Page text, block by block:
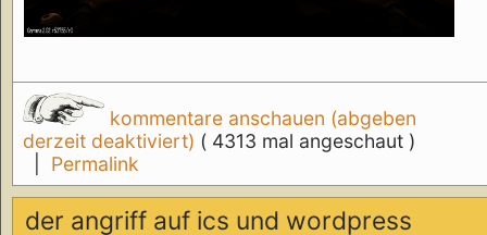
kommentare anschauen (abgeben
derzeit deaktiviert) ( 4313 mal angeschaut )
Permalink
der angriff auf ics und wordpress